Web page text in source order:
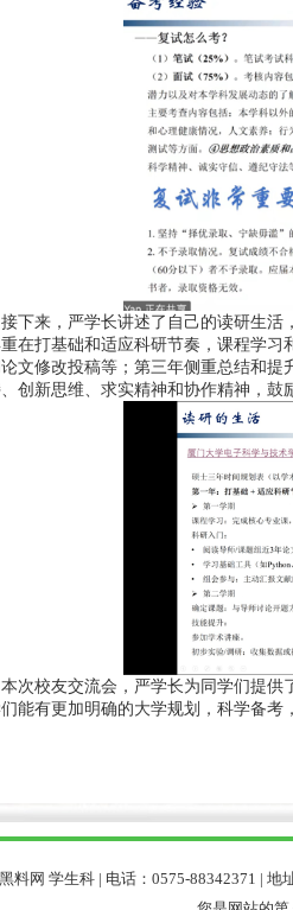
接下来，严学长讲述了自己的读研生活
在打基础和适应科研节奏，课程学
文修改投稿等；第三年侧重总结和提
创新思维、求实精神和协作精神，鼓
本次校友交流会，严学长为同学们提供
能有更加明确的大学规划，科学备考
料网 学生科 | 电话：0575-88342371 |